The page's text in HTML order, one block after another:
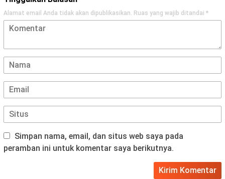
Alamat email Anda tidak akan dipublikasikan. Ruas yang wajib ditandai *
Simpan nama, email, dan situs web saya pada
peramban ini untuk komentar saya berikutnya.